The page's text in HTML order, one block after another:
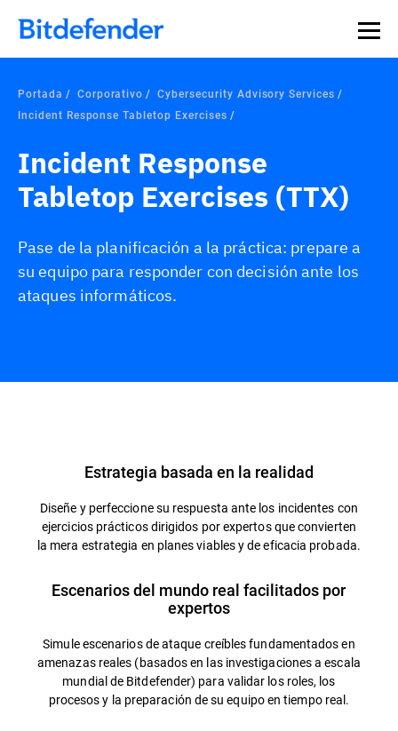
Portada Corporativo
Cybersecurity Advisory Services
Incident Response Tabletop Exercises
Incident Response
Tabletop Exercises (TTX)
Pase de la planificación a la práctica: prepare a
su equipo para responder con decisión ante los
ataques informáticos.
Estrategia basada en la realidad
Diseñe y perfeccione su respuesta ante los incidentes con
ejercicios prácticos dirigidos por expertos que convierten
la mera estrategia en planes viables y de eficacia probada.
Escenarios del mundo real facilitados por
expertos
Simule escenarios de ataque creíbles fundamentados en
amenazas reales (basados en las investigaciones a escala
mundial de Bitdefender) para validar los roles, los
procesos y la preparación de su equipo en tiempo real.